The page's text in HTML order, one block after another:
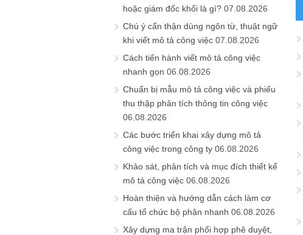
hoặc giám đốc khối là gì? 07.08.2026
Chú ý cẩn thận dùng ngôn từ, thuật ngữ
khi viết mô tả công việc 07.08.2026
Cách tiến hành viết mô tả công việc
nhanh gọn 06.08.2026
Chuẩn bị mẫu mô tả công việc và phiếu
thu thập phân tích thông tin công việc
06.08.2026
Các bước triển khai xây dựng mô tả
công việc trong công ty 06.08.2026
Khảo sát, phân tích và mục đích thiết kế
mô tả công việc 06.08.2026
Hoàn thiện và hướng dẫn cách làm cơ
cấu tổ chức bộ phận nhanh 06.08.2026
Xây dựng ma trận phối hợp phê duyệt,